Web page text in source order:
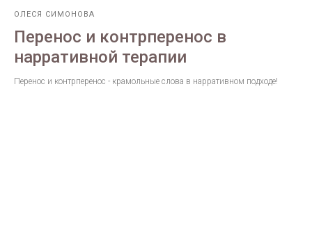
ОЛЕСЯ СИМОНОВА
Перенос и контрперенос в
нарративной терапии
Перенос и контрперенос - крамольные слова в нарративном подходе!